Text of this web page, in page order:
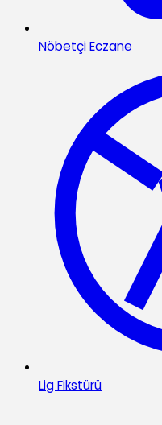
Nöbetçi Eczane
Lig Fikstürü